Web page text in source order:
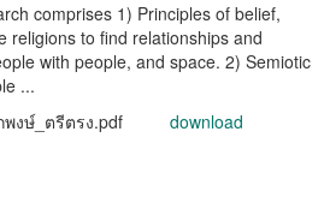
comprises 1) Principles of belief,
religions to find relationships and
with people, and space. 2) Semiotic
...
พงษ์_ตรีตรง.pdf download